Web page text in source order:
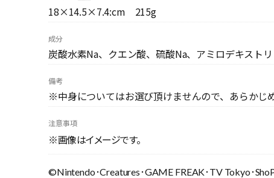
18×14.5×7.4:cm 215g
成分
炭酸水素Na、クエン酸、硫酸Na、アミロデキスト
備考
※中身についてはお選び頂けませんので、あらかじ
注意事項
※画像はイメージです。
©Nintendo･Creatures･GAME FREAK･TV Tokyo･